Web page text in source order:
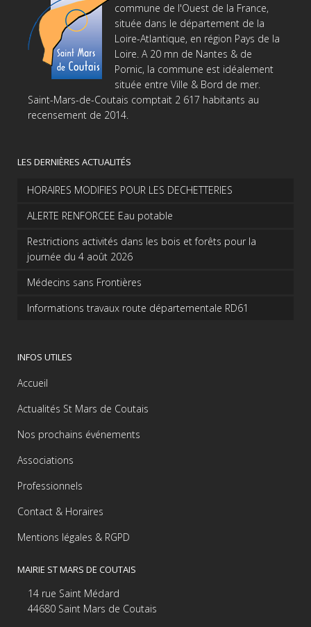
commune de l'Ouest de la France,
située dans le département de la
Loire-Atlantique, en région Pays de la
Loire. A 20 mn de Nantes & de
Pornic, la commune est idéalement
située entre Ville & Bord de mer.
Saint-Mars-de-Coutais comptait 2 617 habitants au
recensement de 2014.
LES DERNIÈRES ACTUALITÉS
HORAIRES MODIFIES POUR LES DECHETTERIES
ALERTE RENFORCEE Eau potable
Restrictions activités dans les bois et forêts pour la
journée du 4 août 2026
Médecins sans Frontières
Informations travaux route départementale RD61
INFOS UTILES
Accueil
Actualités St Mars de Coutais
Nos prochains événements
Associations
Professionnels
Contact & Horaires
Mentions légales & RGPD
MAIRIE ST MARS DE COUTAIS
14 rue Saint Médard
44680 Saint Mars de Coutais